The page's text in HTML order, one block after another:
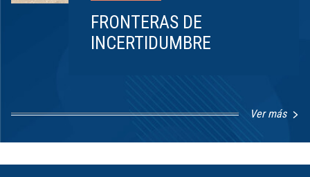
FRONTERAS DE
INCERTIDUMBRE
Ver más
1
8